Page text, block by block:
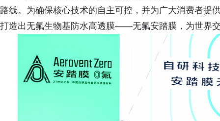
路线。为确保核心技术的自主可控，并为广大消费者提
打造出无氟生物基防水高透膜——无氟安踏膜，为世界